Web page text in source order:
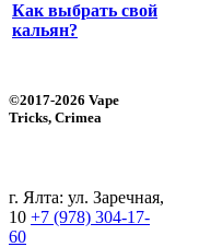
Как выбрать свой
кальян?
©2017-2026 Vape
Tricks, Crimea
г. Ялта: ул. Заречная,
10 +7 (978) 304-17-
60